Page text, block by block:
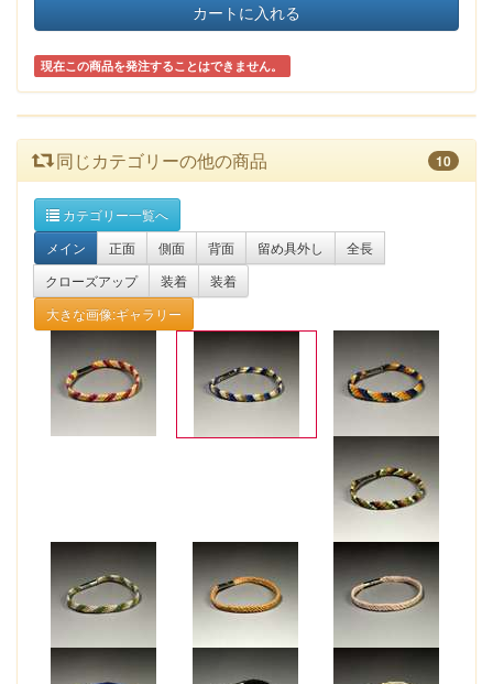
カートに入れる
現在この商品を発注することはできません。
同じカテゴリーの他の商品 10
カテゴリー一覧へ
メイン
正面 側面 背面 留め具外し
全長
クローズアップ
装着
装着
大きな画像:ギャラリー